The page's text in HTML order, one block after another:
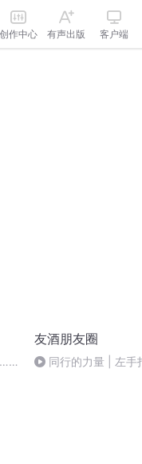
创作中心 有声出版 客户端
友酒朋友圈
同行的力量 | 左手